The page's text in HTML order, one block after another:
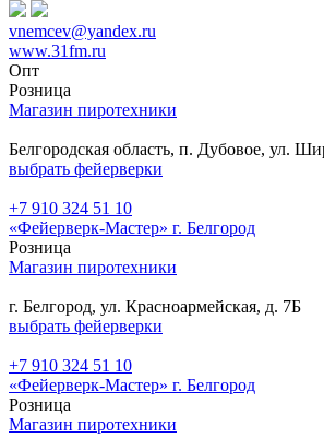
vnemcev@yandex.ru
www.31fm.ru
Опт
Розница
Магазин пиротехники
Белгородская область, п. Дубовое, ул.
выбрать фейерверки
+7 910 324 51 10
«Фейерверк-Мастер» г. Белгород
Розница
Магазин пиротехники
г. Белгород, ул. Красноармейская, д. 7Б
выбрать фейерверки
+7 910 324 51 10
«Фейерверк-Мастер» г. Белгород
Розница
Магазин пиротехники